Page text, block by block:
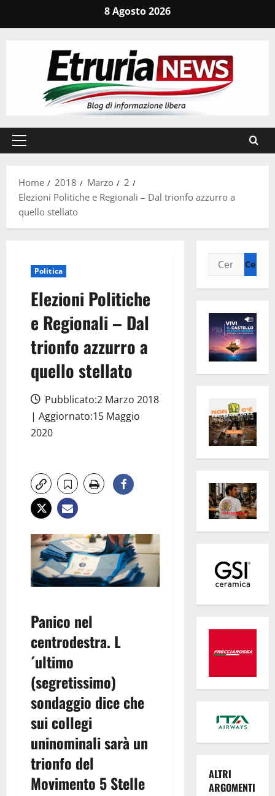
8 Agosto 2026
Menu
Home
2018 Marzo
2
Elezioni Politiche e Regionali – Dal trionfo azzurro a
quello stellato
Politica
Elezioni Politiche
e Regionali – Dal
trionfo azzurro a
quello stellato
Pubblicato:2 Marzo 2018
| Aggiornato:15 Maggio
2020
Panico nel
centrodestra. L
´ultimo
(segretissimo)
sondaggio dice che
sui collegi
uninominali sarà un
trionfo del
Movimento 5 Stelle
Ricerca
per:
ALTRI
ARGOMENTI